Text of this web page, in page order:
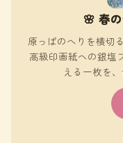
🌸 春
原っぱのへりを横切
高級印画紙への銀塩
える一枚を